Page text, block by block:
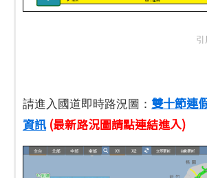
引
請進入國道即時路況圖： 雙十節連
資訊 (最新路況圖請點連結進入)